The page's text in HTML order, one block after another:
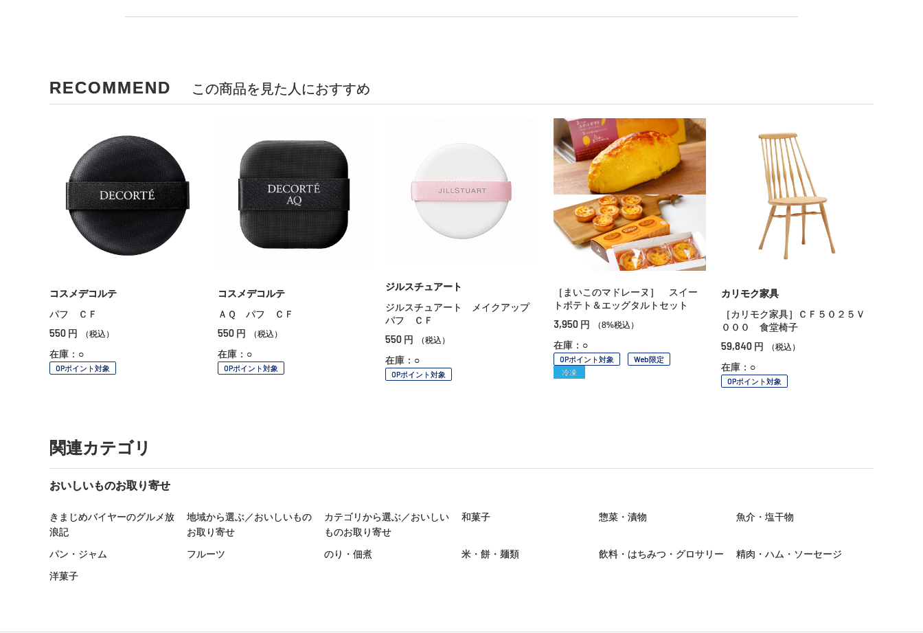
RECOMMEND この商品を見た人におすすめ
コスメデコルテ
パフ ＣＦ
550 円 （税込）
在庫：○
OPポイント対象
コスメデコルテ
ＡＱ パフ ＣＦ
550 円 （税込）
在庫：○
OPポイント対象
ジルスチュアート
ジルスチュアート メイクアップ
パフ ＣＦ
550 円 （税込）
在庫：○
OPポイント対象
［まいこのマドレーヌ］ スイー
トポテト＆エッグタルトセット
3,950 円 （8%税込）
在庫：○
OPポイント対象
Web限定
冷凍
カリモク家具
［カリモク家具］ＣＦ５０２５Ｖ
０００ 食堂椅子
59,840 円 （税込）
在庫：○
OPポイント対象
関連カテゴリ
おいしいものお取り寄せ
きまじめバイヤーのグルメ放
浪記
地域から選ぶ／おいしいもの
お取り寄せ
カテゴリから選ぶ／おいしい
ものお取り寄せ
和菓子 惣菜・漬物 魚介・塩干物
パン・ジャム フルーツ のり・佃煮 米・餅・麺類 飲料・はちみつ・グロサリー
精肉・ハム・ソーセージ
洋菓子